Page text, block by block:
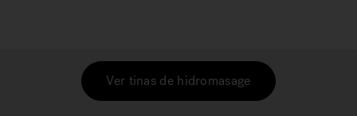
Ver tinas de hidromasage